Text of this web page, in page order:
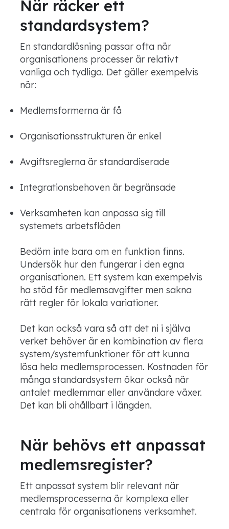
När räcker ett
standardsystem?
En standardlösning passar ofta när
organisationens processer är relativt
vanliga och tydliga. Det gäller exempelvis
när:
Medlemsformerna är få
Organisationsstrukturen är enkel
Avgiftsreglerna är standardiserade
Integrationsbehoven är begränsade
Verksamheten kan anpassa sig till
systemets arbetsflöden
Bedöm inte bara om en funktion finns.
Undersök hur den fungerar i den egna
organisationen. Ett system kan exempelvis
ha stöd för medlemsavgifter men sakna
rätt regler för lokala variationer.
Det kan också vara så att det ni i själva
verket behöver är en kombination av flera
system/systemfunktioner för att kunna
lösa hela medlemsprocessen. Kostnaden för
många standardsystem ökar också när
antalet medlemmar eller användare växer.
Det kan bli ohållbart i längden.
När behövs ett anpassat
medlemsregister?
Ett anpassat system blir relevant när
medlemsprocesserna är komplexa eller
centrala för organisationens verksamhet.